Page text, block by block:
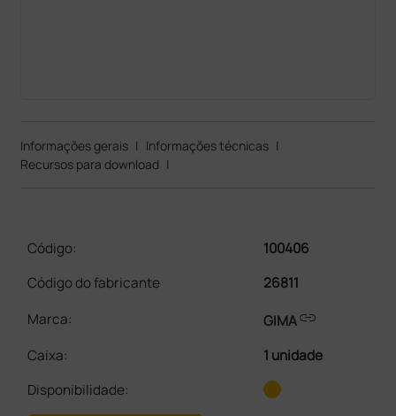
Informações gerais | Informações técnicas |
Recursos para download |
Código:
100406
Código do fabricante
26811
Marca:
GIMAlink
Caixa:
1 unidade
Disponibilidade: